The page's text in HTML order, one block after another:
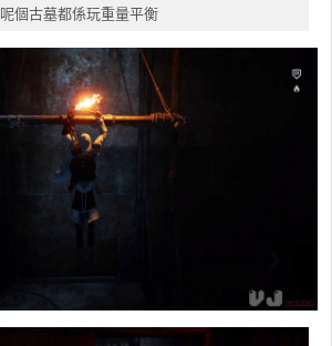
呢個古墓都係玩重量平衡